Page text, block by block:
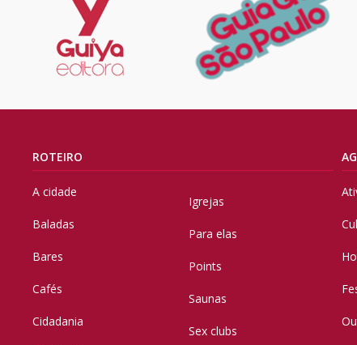
ROTEIRO
A cidade
Baladas
Bares
Cafés
Cidadania
Igrejas
Para elas
Points
Saunas
Sex clubs